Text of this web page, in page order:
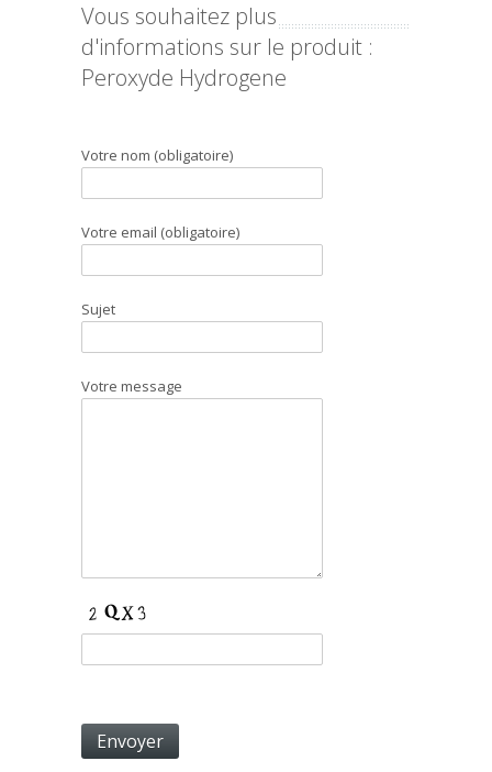
Vous souhaitez plus
d'informations sur le produit :
Peroxyde Hydrogene
Votre nom (obligatoire)
Votre email (obligatoire)
Sujet
Votre message